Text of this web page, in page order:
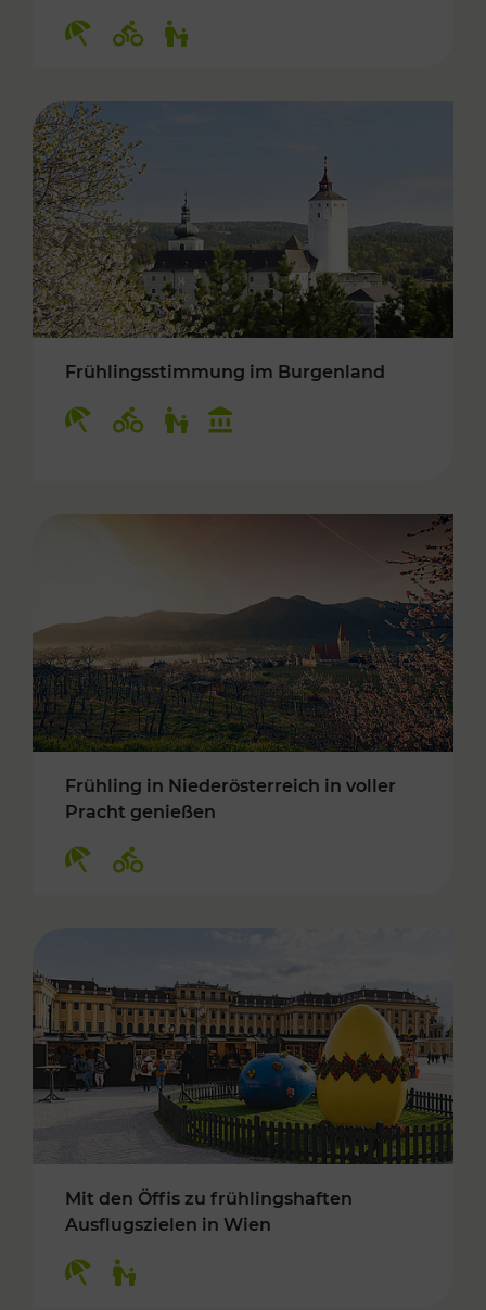
Frühlingsstimmung im Burgenland
Frühling in Niederösterreich in voller
Pracht genießen
Mit den Öffis zu frühlingshaften
Ausflugszielen in Wien